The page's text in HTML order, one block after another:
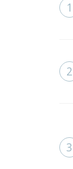
1
2
3